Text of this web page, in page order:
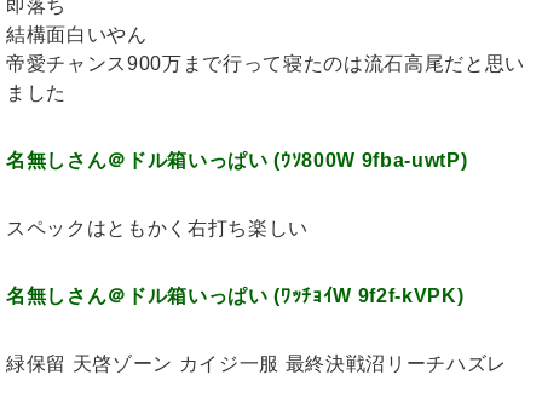
即落ち
結構面白いやん
帝愛チャンス900万まで行って寝たのは流石高尾だと思い
ました
名無しさん＠ドル箱いっぱい (ｳｿ800W 9fba-uwtP)
スペックはともかく右打ち楽しい
名無しさん＠ドル箱いっぱい (ﾜｯﾁｮｲW 9f2f-kVPK)
緑保留 天啓ゾーン カイジ一服 最終決戦沼リーチハズレ